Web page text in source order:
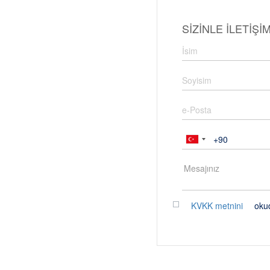
SİZİNLE
KVKK metnini